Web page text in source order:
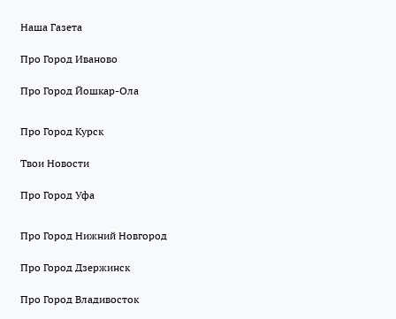
Наша Газета
Про Город Иваново
Про Город Йошкар-Ола
Про Город Курск
Твои Новости
Про Город Уфа
Про Город Нижний Новгород
Про Город Дзержинск
Про Город Владивосток